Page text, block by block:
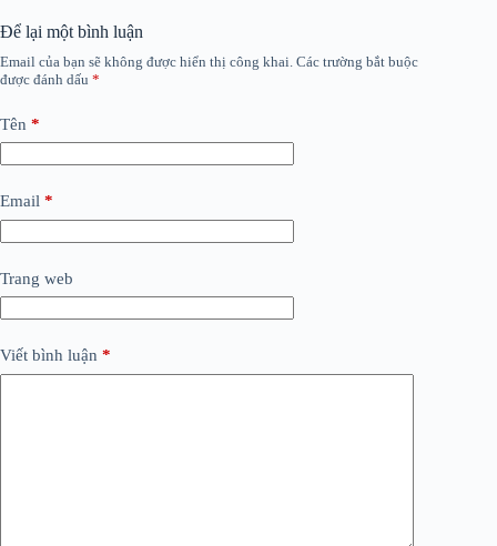
Để lại một bình luận
Email của bạn sẽ không được hiển thị công khai. Các trường bắt buộc
được đánh dấu *
Tên *
Email *
Trang web
Viết bình luận *